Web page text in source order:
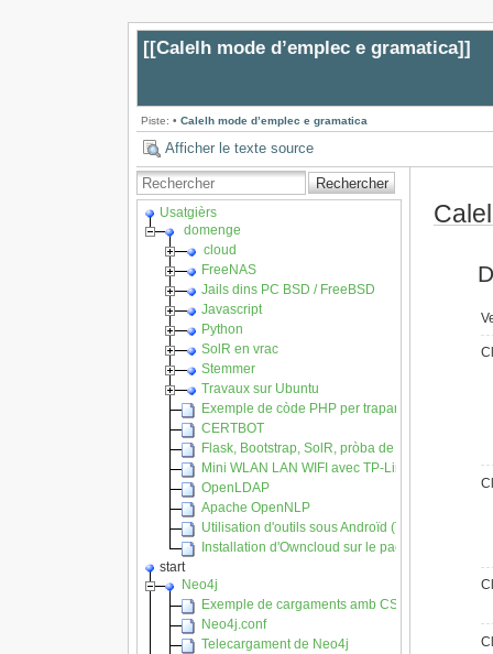
[[Calelh mode d’emplec e gramatica]]
Piste: • Calelh mode d’emplec e gramatica
Afficher le texte source
Rechercher
Usatgièrs
domenge
cloud
FreeNAS
Jails dins PC BSD / FreeBSD
Javascript
Python
SolR en vrac
Stemmer
Travaux sur Ubuntu
Exemple de còde PHP per trapar l'API REST del
CERTBOT
Flask, Bootstrap, SolR, pròba de concèpte
Mini WLAN LAN WIFI avec TP-Link MR3020
OpenLDAP
Apache OpenNLP
Utilisation d'outils sous Androïd (Tablettes et
Installation d'Owncloud sur le pack VPS d'OVH
start
Neo4j
Exemple de cargaments amb CSV
Neo4j.conf
Telecargament de Neo4j